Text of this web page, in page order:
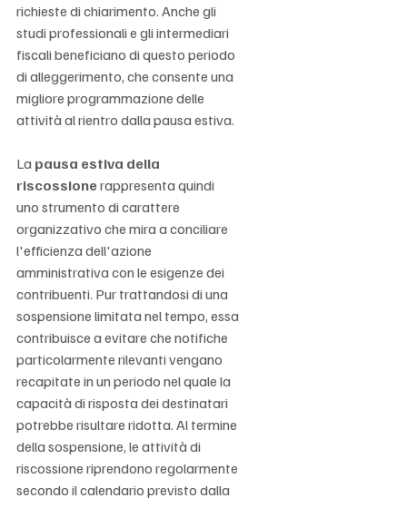
richieste di chiarimento. Anche gli
studi professionali e gli intermediari
fiscali beneficiano di questo periodo
di alleggerimento, che consente una
migliore programmazione delle
attività al rientro dalla pausa estiva.
La pausa estiva della
riscossione rappresenta quindi
uno strumento di carattere
organizzativo che mira a conciliare
l'efficienza dell'azione
amministrativa con le esigenze dei
contribuenti. Pur trattandosi di una
sospensione limitata nel tempo, essa
contribuisce a evitare che notifiche
particolarmente rilevanti vengano
recapitate in un periodo nel quale la
capacità di risposta dei destinatari
potrebbe risultare ridotta. Al termine
della sospensione, le attività di
riscossione riprendono regolarmente
secondo il calendario previsto dalla